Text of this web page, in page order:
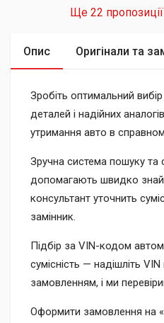
Опис Оригінали та
Зробіть оптимальний
деталей і надійних
утримання авто в
Зручна система пошуку та
допомагають швидко
консультант уточнить
замінник.
Підбір за VIN-кодом
сумісність — надішліть
замовленням, і ми
Оформити замовлення на